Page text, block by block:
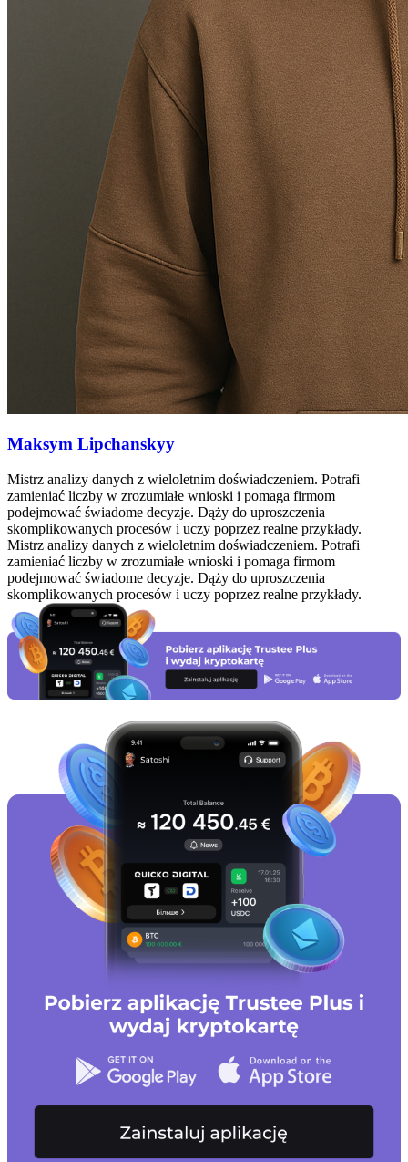
Maksym Lipchanskyy
Mistrz analizy danych z wieloletnim doświadczeniem. Potrafi
zamieniać liczby w zrozumiałe wnioski i pomaga firmom
podejmować świadome decyzje. Dąży do uproszczenia
skomplikowanych procesów i uczy poprzez realne przykłady.
Mistrz analizy danych z wieloletnim doświadczeniem. Potrafi
zamieniać liczby w zrozumiałe wnioski i pomaga firmom
podejmować świadome decyzje. Dąży do uproszczenia
skomplikowanych procesów i uczy poprzez realne przykłady.